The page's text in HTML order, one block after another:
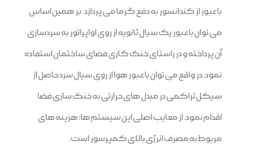
با عبور از کندانسور به دفع گرما می پردازد. بر همین اساس
می توان با عبور یک سیال ثانویه از روی اواپراتور به سردسازی
آن پرداخته و در راستای خنک کاری فضای ساختمان استفاده
نمود. در واقع می توان با عبور هوا از روی سیال سرد حاصل از
سیکل تراکمی در مبدل های حرارتی به خنک سازی فضا
اقدام نمود. از معایب اصلی این سیستم ها؛ هزینه های
مربوط به مصرف انرژی بالای کمپرسور است.